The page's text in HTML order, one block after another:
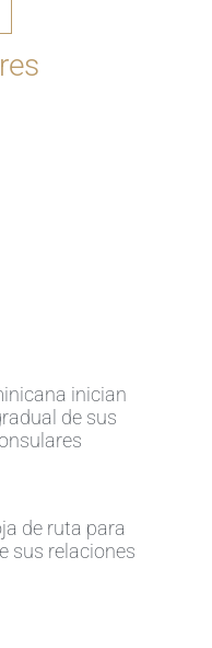
inician
de sus
de ruta para
sus relaciones